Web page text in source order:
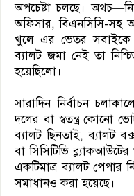
অপচেষ্টা চলছে।
অফিসার, বিএনসিসি-সহ
খুলে এর ভেতর সবাইকে
ব্যালট জমা নেই তা
হয়েছিলো।
সারাদিন নির্বাচন
দলের বা স্বতন্ত্র কোনো
ব্যালট ছিনতাই, ব্যালট
বা সিসিটিভি
একটিমাত্র ব্যালট পেপার
সমাধানও করা হয়েছে।